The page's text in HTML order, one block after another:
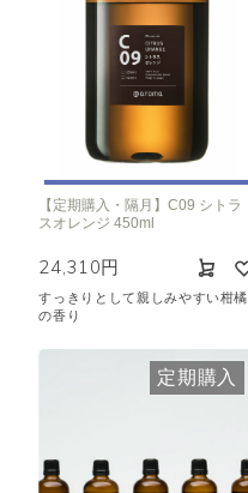
【定期購入・隔月】C09 シトラ
スオレンジ 450ml
24,310円
すっきりとして親しみやすい柑橘
の香り
定期購入